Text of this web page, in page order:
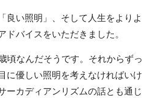
良い照明」、そして人生をよりよ
ドバイスをいただきました。
頃なんだそうです。それからずっ
に優しい照明を考えなければいけ
ーカディアンリズムの話とも通じ